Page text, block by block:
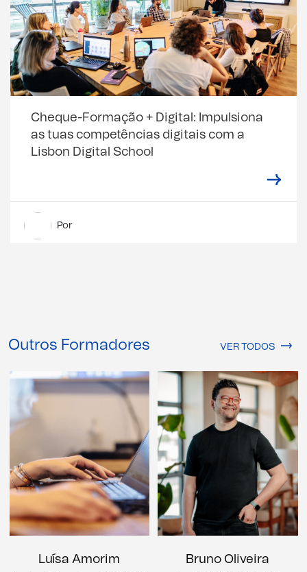
Cheque-Formação + Digital: Impulsiona
as tuas competências digitais com a
Lisbon Digital School
Por
Outros Formadores VER TODOS
Luísa Amorim Bruno Oliveira